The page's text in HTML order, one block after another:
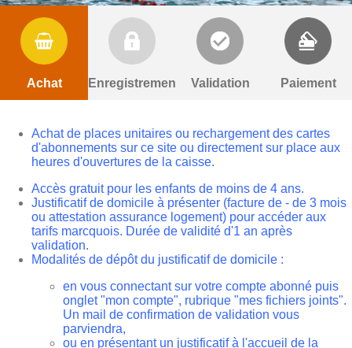
Achat Enregistrement Validation Paiement
Achat de places unitaires ou rechargement des cartes
d'abonnements sur ce site ou directement sur place aux
heures d'ouvertures de la caisse.
Accès gratuit pour les enfants de moins de 4 ans.
Justificatif de domicile à présenter (facture de - de 3 mois
ou attestation assurance logement) pour accéder aux
tarifs marcquois. Durée de validité d'1 an après
validation.
Modalités de dépôt du justificatif de domicile :
en vous connectant sur votre compte abonné puis
onglet "mon compte", rubrique "mes fichiers joints".
Un mail de confirmation de validation vous
parviendra,
ou en présentant un justificatif à l'accueil de la